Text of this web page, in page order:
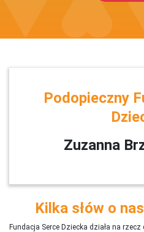
Podopieczny
Zuzanna
Kilka słów o
Fundacja Serce Dziecka działa na